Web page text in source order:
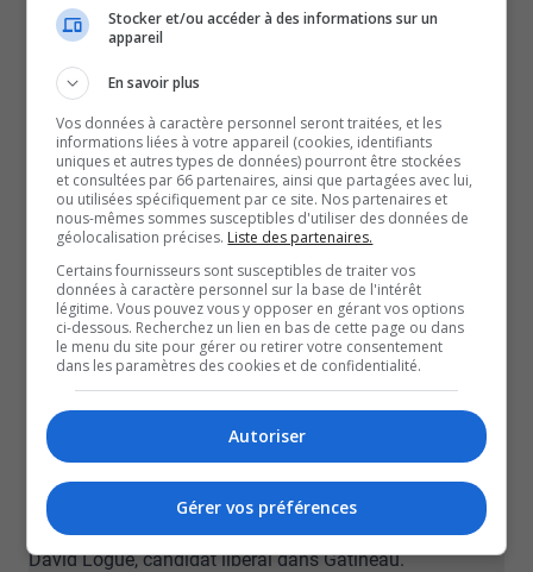
Nicolas Mallette.
communauté de Kitigan Zibi. Il est diplômé du Collègue
Algonquin et détient une formation en administration de
l’UQO.
Il cumule 27 ans dans le domaine financier et est l’actuel
directeur général de la Caisse Desjardins de la Haute-
Gatineau.
Il a déclaré avoir constaté que l’Outaouais est aux
oubliettes, et il souhaite s’impliquer pour que sa voix soit
bien entendue à Québec.
Il veut notamment s’attaquer à la santé et aux services
de santé de proximité.
« Si on veut faire du développement économique dans
notre région, on doit avoir des infrastructures de qualité
qui invitent les gens à venir investir. »
David Logue, candidat libéral dans Gatineau.
Stocker et/ou accéder à des informations sur un
appareil
En savoir plus
Vos données à caractère personnel seront traitées, et les
informations liées à votre appareil (cookies, identifiants
uniques et autres types de données) pourront être stockées
et consultées par 66 partenaires, ainsi que partagées avec lui,
ou utilisées spécifiquement par ce site. Nos partenaires et
nous-mêmes sommes susceptibles d'utiliser des données de
géolocalisation précises. Liste des partenaires.
Certains fournisseurs sont susceptibles de traiter vos
données à caractère personnel sur la base de l'intérêt
légitime. Vous pouvez vous y opposer en gérant vos options
ci-dessous. Recherchez un lien en bas de cette page ou dans
le menu du site pour gérer ou retirer votre consentement
dans les paramètres des cookies et de confidentialité.
Autoriser
Gérer vos préférences